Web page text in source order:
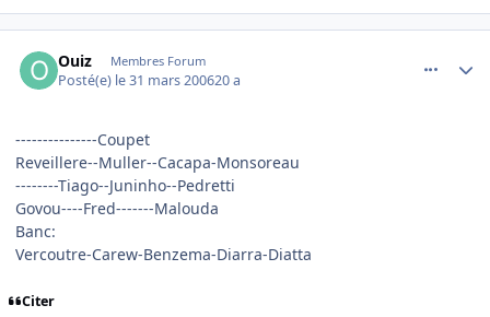
Ouiz Membres Forum
Posté(e) le 31 mars 200620 a
---------------Coupet
Reveillere--Muller--Cacapa-Monsoreau
--------Tiago--Juninho--Pedretti
Govou----Fred-------Malouda
Banc:
Vercoutre-Carew-Benzema-Diarra-Diatta
Citer